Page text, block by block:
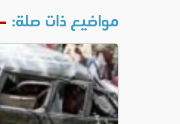
مواضيع ذات صلة: